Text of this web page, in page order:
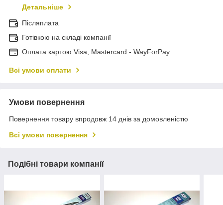
Детальніше
Післяплата
Готівкою на складі компанії
Оплата картою Visa, Mastercard - WayForPay
Всі умови оплати
Умови повернення
Повернення товару впродовж 14 днів за домовленістю
Всі умови повернення
Подібні товари компанії